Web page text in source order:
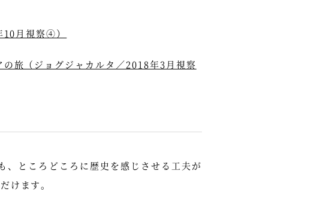
10月視察④）
旅（ジョグジャカルタ／2018年3月視察
、ところどころに歴史を感じさせる工夫が
けます。